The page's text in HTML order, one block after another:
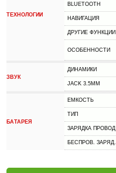
ТЕХНОЛОГИИ
BLUETOOTH
НАВИГАЦИЯ
ДРУГИЕ ФУНКЦИИ
ОСОБЕННОСТИ
ЗВУК
ДИНАМИКИ
JACK 3.5MM
БАТАРЕЯ
ЕМКОСТЬ
ТИП
ЗАРЯДКА ПРОВОД
БЕСПРОВ. ЗАРЯД.